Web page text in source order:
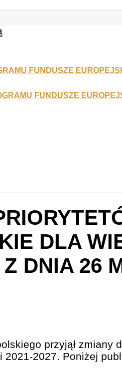
DLA
DNIA 26
przyjął zmiany
2027. Poniżej